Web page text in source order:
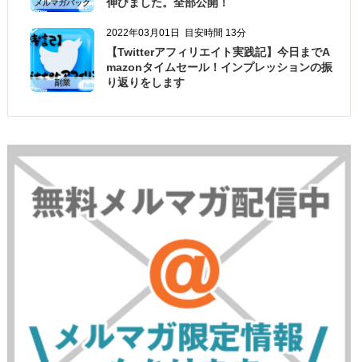
メルマガバック
ナンバー
伸びました。全部公開！
副業
2022年03月01日 目安時間 13分
【Twitterアフィリエイト実践記】今日までA
mazonタイムセール！インプレッションの振
り返りをします